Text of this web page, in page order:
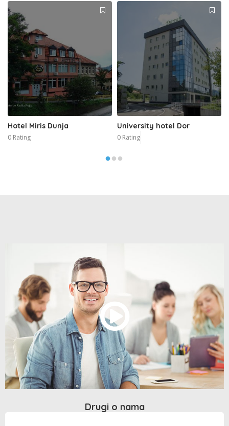
Hotel Miris Dunja
0 Rating
University hotel Dor
0 Rating
Drugi o nama